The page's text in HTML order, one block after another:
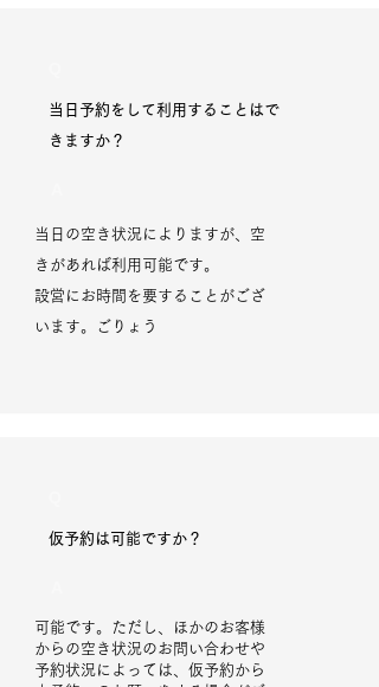
当日予約をして利用することはで
きますか？
当日の空き状況によりますが、空
きがあれば利用可能です。
​設営にお時間を要することがござ
います。ごりょう
仮予約は可能ですか？
可能です。ただし、ほかのお客様
からの空き状況のお問い合わせや
予約状況によっては、仮予約から